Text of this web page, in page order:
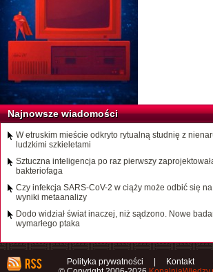
Najnowsze wiadomości
W etruskim mieście odkryto rytualną studnię z
ludzkimi szkieletami
Sztuczna inteligencja po raz pierwszy
bakteriofaga
Czy infekcja SARS-CoV-2 w ciąży może odbić się
wyniki metaanalizy
Dodo widział świat inaczej, niż sądzono. Nowe
wymarłego ptaka
Polityka prywatności Kontakt